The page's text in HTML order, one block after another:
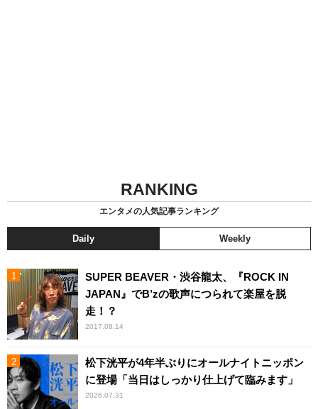
RANKING
エンタメの人気記事ランキング
Daily Weekly
SUPER BEAVER・渋谷龍太、『ROCK IN
JAPAN』でB’zの歌声につられて楽屋を脱
走！？
2017.08.14
松下洸平が4年半ぶりにオールナイトニッポン
に登場「当日はしっかり仕上げて臨みます」
2026.07.31